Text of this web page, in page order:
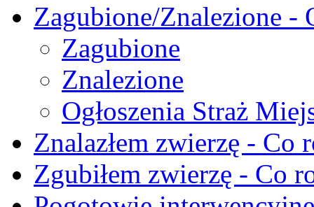
Zagubione/Znalezione -
Zagubione
Znalezione
Ogłoszenia Straż
Znalazłem zwierzę - Co
Zgubiłem zwierzę - Co